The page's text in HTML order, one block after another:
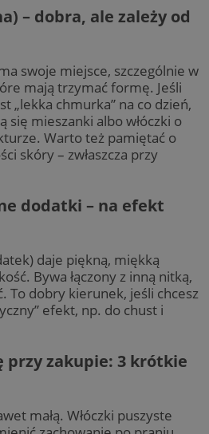
– dobra, ale zależy od
swoje miejsce, szczególnie w
mają trzymać formę. Jeśli
„lekka chmurka” na co dzień,
się mieszanki albo włóczki o
Warto też pamiętać o
skóry – zwłaszcza przy
dodatki – na efekt
daje piękną, miękką
Bywa łączony z inną nitką,
To dobry kierunek, jeśli chcesz
efekt, np. do chust i
przy zakupie: 3 krótkie
małą. Włóczki puszyste